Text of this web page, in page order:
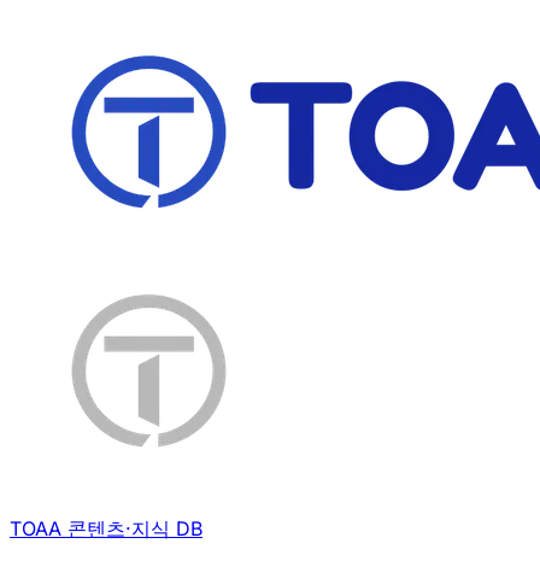
TOAA 콘텐츠·지식 DB